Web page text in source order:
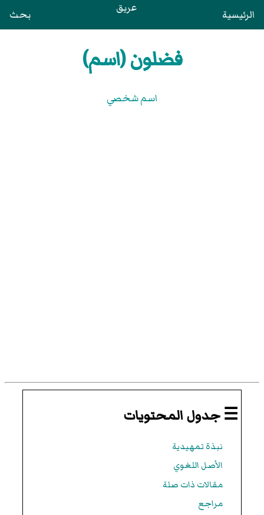
الرئيسية عريق بحث
فضلون (اسم)
اسم شخصي
☰ جدول المحتويات
نبذة تمهيدية
الأصل اللغوي
مقالات ذات صلة
مراجع